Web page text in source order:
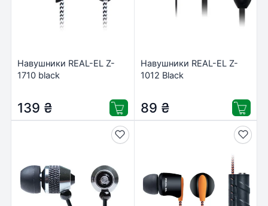
Навушники REAL-EL Z-
1710 black
139 ₴
Навушники REAL-EL Z-
1012 Black
89 ₴